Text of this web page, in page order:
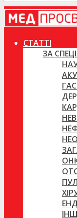
СТАТТІ
ЗА